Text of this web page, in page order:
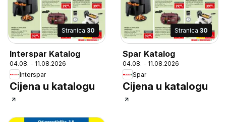
Stranica 30
Interspar Katalog
04.08. - 11.08.2026
Interspar
Cijena u katalogu
Stranica 30
Spar Katalog
04.08. - 11.08.2026
Spar
Cijena u katalogu